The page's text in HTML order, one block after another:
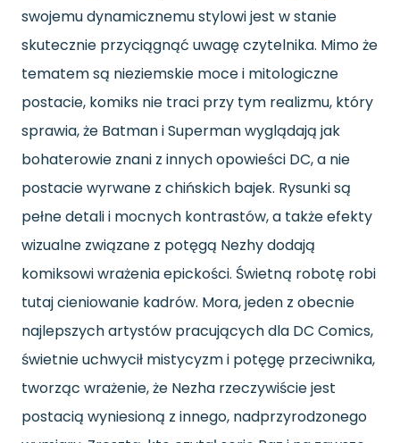
swojemu dynamicznemu stylowi jest w stanie
skutecznie przyciągnąć uwagę czytelnika. Mimo że
tematem są nieziemskie moce i mitologiczne
postacie, komiks nie traci przy tym realizmu, który
sprawia, że Batman i Superman wyglądają jak
bohaterowie znani z innych opowieści DC, a nie
postacie wyrwane z chińskich bajek. Rysunki są
pełne detali i mocnych kontrastów, a także efekty
wizualne związane z potęgą Nezhy dodają
komiksowi wrażenia epickości. Świetną robotę robi
tutaj cieniowanie kadrów. Mora, jeden z obecnie
najlepszych artystów pracujących dla DC Comics,
świetnie uchwycił mistycyzm i potęgę przeciwnika,
tworząc wrażenie, że Nezha rzeczywiście jest
postacią wyniesioną z innego, nadprzyrodzonego